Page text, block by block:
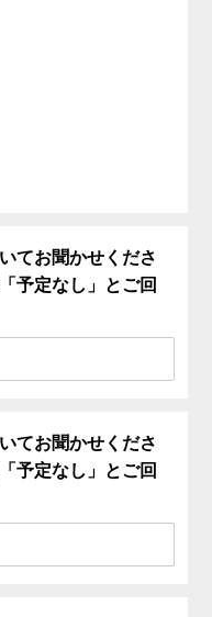
てお聞かせくださ
予定なし」とご回
てお聞かせくださ
予定なし」とご回